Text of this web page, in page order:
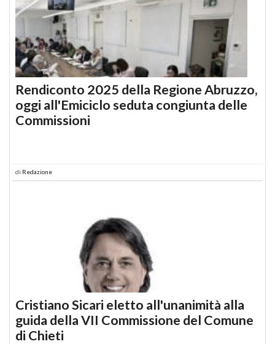
Rendiconto 2025 della Regione Abruzzo,
oggi all'Emiciclo seduta congiunta delle
Commissioni
di Redazione
Cristiano Sicari eletto all'unanimità alla
guida della VII Commissione del Comune
di Chieti